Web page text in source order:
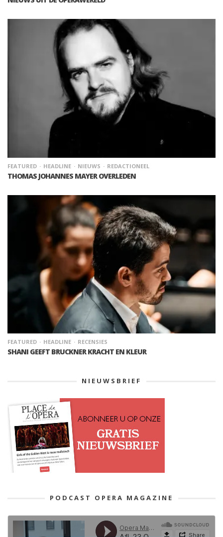
FEATURED HEADLINE NIEUWS REDACTIONEEL
THOMAS JOHANNES MAYER OVERLEDEN
FEATURED HEADLINE RECENSIES
SHANI GEEFT BRUCKNER KRACHT EN KLEUR
NIEUWSBRIEF
PODCAST OPERA MAGAZINE